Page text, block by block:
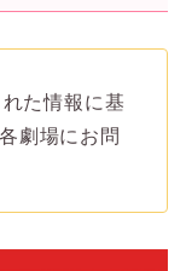
た情報に基
劇場にお問